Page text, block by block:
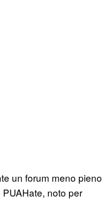
un forum meno pieno
PUAHate, noto per